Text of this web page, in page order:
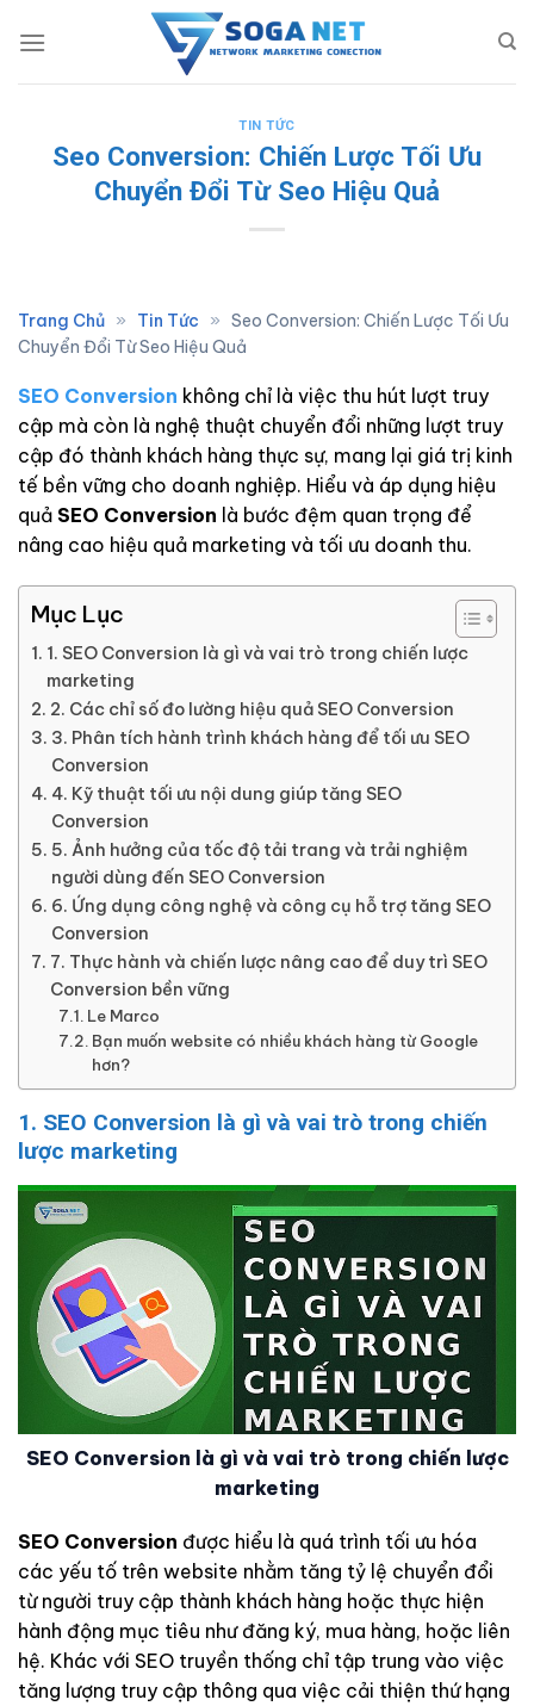
TIN TỨC
Seo Conversion: Chiến Lược Tối Ưu
Chuyển Đổi Từ Seo Hiệu Quả
Trang Chủ » Tin Tức » Seo Conversion: Chiến Lược Tối Ưu
Chuyển Đổi Từ Seo Hiệu Quả
SEO Conversion không chỉ là việc thu hút lượt truy
cập mà còn là nghệ thuật chuyển đổi những lượt truy
cập đó thành khách hàng thực sự, mang lại giá trị kinh
tế bền vững cho doanh nghiệp. Hiểu và áp dụng hiệu
quả SEO Conversion là bước đệm quan trọng để
nâng cao hiệu quả marketing và tối ưu doanh thu.
Mục Lục
1. SEO Conversion là gì và vai trò trong chiến lược
marketing
2. Các chỉ số đo lường hiệu quả SEO Conversion
3. Phân tích hành trình khách hàng để tối ưu SEO
Conversion
4. Kỹ thuật tối ưu nội dung giúp tăng SEO
Conversion
5. Ảnh hưởng của tốc độ tải trang và trải nghiệm
người dùng đến SEO Conversion
6. Ứng dụng công nghệ và công cụ hỗ trợ tăng SEO
Conversion
7. Thực hành và chiến lược nâng cao để duy trì SEO
Conversion bền vững
Le Marco
Bạn muốn website có nhiều khách hàng từ Google
hơn?
1. SEO Conversion là gì và vai trò trong chiến
lược marketing
SEO Conversion là gì và vai trò trong chiến lược
marketing
SEO Conversion được hiểu là quá trình tối ưu hóa
các yếu tố trên website nhằm tăng tỷ lệ chuyển đổi
từ người truy cập thành khách hàng hoặc thực hiện
hành động mục tiêu như đăng ký, mua hàng, hoặc liên
hệ. Khác với SEO truyền thống chỉ tập trung vào việc
tăng lượng truy cập thông qua việc cải thiện thứ hạng